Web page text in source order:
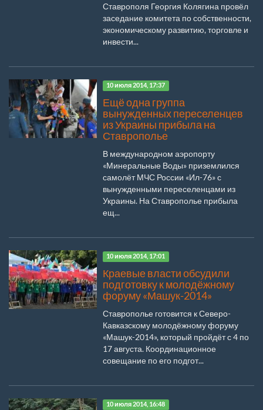
Ставрополя Георгия Колягина провёл
заседание комитета по собственности,
экономическому развитию, торговле и
инвести...
10 июля 2014, 17:37
Ещё одна группа
вынужденных переселенцев
из Украины прибыла на
Ставрополье
В международном аэропорту
«Минеральные Воды» приземлился
самолёт МЧС России «Ил-76» с
вынужденными переселенцами из
Украины. На Ставрополье прибыла
ещ...
10 июля 2014, 17:01
Краевые власти обсудили
подготовку к молодёжному
форуму «Машук-2014»
Ставрополье готовится к Северо-
Кавказскому молодёжному форуму
«Машук-2014», который пройдёт с 4 по
17 августа. Координационное
совещание по его подгот...
10 июля 2014, 16:48